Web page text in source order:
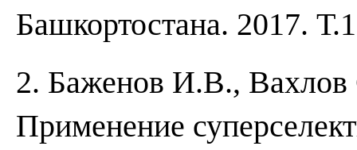
Башкортостана. 2017.
2. Баженов И.В.,
Применение